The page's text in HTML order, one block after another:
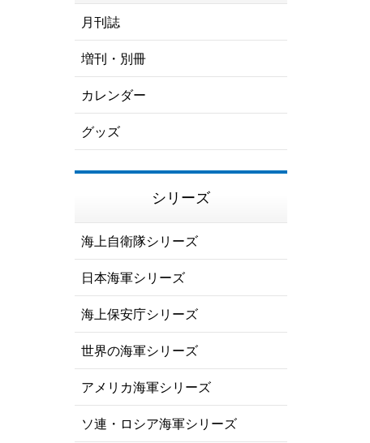
月刊誌
増刊・別冊
カレンダー
グッズ
シリーズ
海上自衛隊シリーズ
日本海軍シリーズ
海上保安庁シリーズ
世界の海軍シリーズ
アメリカ海軍シリーズ
ソ連・ロシア海軍シリーズ